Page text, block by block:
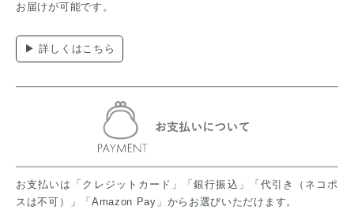
お届けが可能です。
▶ 詳しくはこちら
お支払いは「クレジットカード」「銀行振込」「代引き（ネコポ
スは不可）」「Amazon Pay」からお選びいただけます。